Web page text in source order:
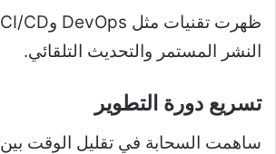
النشر المستمر والتحديث التلقائي.
تسريع دورة التطوير
ساهمت السحابة في تقليل الوقت بين